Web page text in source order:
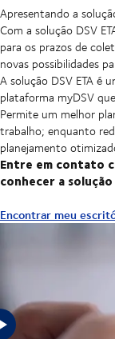
Apresentando a
Com a solução DSV
para os prazos de
novas possibilidades
A solução DSV ETA é
plataforma myDSV
Permite um melhor
trabalho; enquanto
planejamento
Entre em contato
conhecer a solução
Encontrar meu